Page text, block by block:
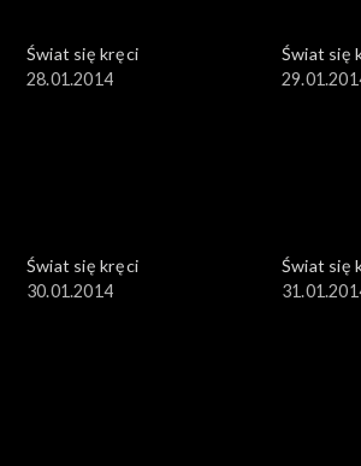
Świat się kręci
28.01.2014
Świat się
Świat się kręci
30.01.2014
Świat się